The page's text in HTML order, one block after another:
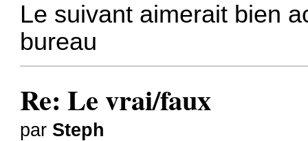
Le suivant aimerait bien
bureau
Re: Le vrai/faux
par Steph